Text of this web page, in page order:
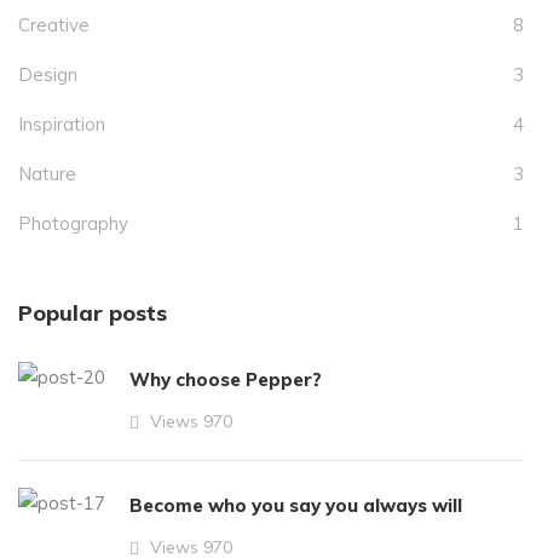
Creative 8
Design 3
Inspiration 4
Nature 3
Photography 1
Popular posts
Why choose Pepper?
Views 970
Become who you say you always will
Views 970